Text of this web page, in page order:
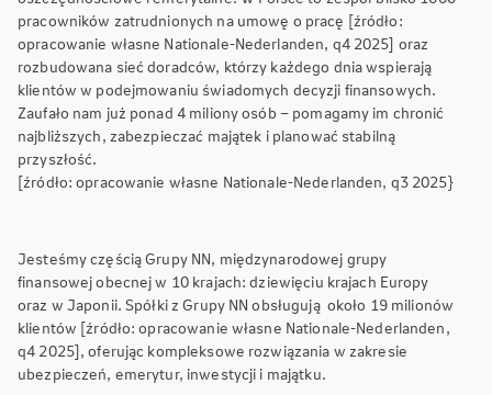
pracowników zatrudnionych na umowę o pracę [źródło:
opracowanie własne Nationale-Nederlanden, q4 2025] oraz
rozbudowana sieć doradców, którzy każdego dnia wspierają
klientów w podejmowaniu świadomych decyzji finansowych.
Zaufało nam już ponad 4 miliony osób – pomagamy im chronić
najbliższych, zabezpieczać majątek i planować stabilną
przyszłość.
[źródło: opracowanie własne Nationale-Nederlanden, q3 2025}
Jesteśmy częścią Grupy NN, międzynarodowej grupy
finansowej obecnej w 10 krajach: dziewięciu krajach Europy
oraz w Japonii. Spółki z Grupy NN obsługują około 19 milionów
klientów [źródło: opracowanie własne Nationale-Nederlanden,
q4 2025], oferując kompleksowe rozwiązania w zakresie
ubezpieczeń, emerytur, inwestycji i majątku.